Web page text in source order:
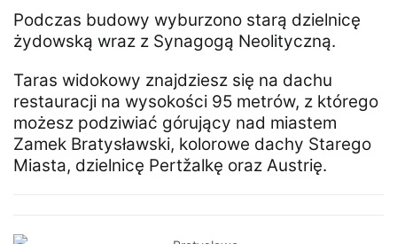
Podczas budowy wyburzono starą dzielnicę
żydowską wraz z Synagogą Neolityczną.
Taras widokowy znajdziesz się na dachu
restauracji na wysokości 95 metrów, z którego
możesz podziwiać górujący nad miastem
Zamek Bratysławski, kolorowe dachy Starego
Miasta, dzielnicę Pertžalkę oraz Austrię.